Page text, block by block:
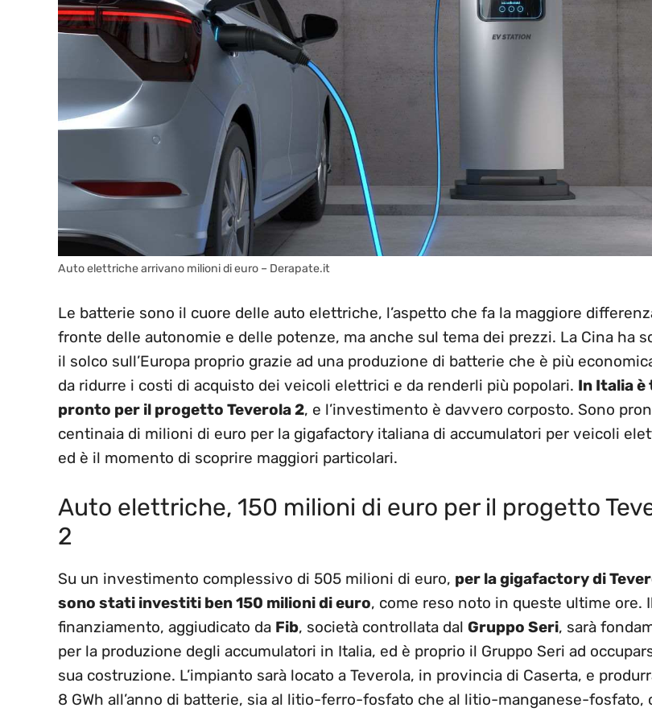
Auto elettriche arrivano milioni di euro – Derapate.it
Le batterie sono il cuore delle auto elettriche, l’aspetto che fa la maggiore
fronte delle autonomie e delle potenze, ma anche sul tema dei prezzi. La Cina ha
il solco sull’Europa proprio grazie ad una produzione di batterie che è più
da ridurre i costi di acquisto dei veicoli elettrici e da renderli più popolari. In Italia
pronto per il progetto Teverola 2, e l’investimento è davvero corposto. Sono
centinaia di milioni di euro per la gigafactory italiana di accumulatori per veicoli
ed è il momento di scoprire maggiori particolari.
Auto elettriche, 150 milioni di euro per il progetto
2
Su un investimento complessivo di 505 milioni di euro, per la gigafactory di
sono stati investiti ben 150 milioni di euro, come reso noto in queste ultime ore.
finanziamento, aggiudicato da Fib, società controllata dal Gruppo Seri, sarà
per la produzione degli accumulatori in Italia, ed è proprio il Gruppo Seri ad
sua costruzione. L’impianto sarà locato a Teverola, in provincia di Caserta, e
8 GWh all’anno di batterie, sia al litio-ferro-fosfato che al litio-manganese-fosfato,